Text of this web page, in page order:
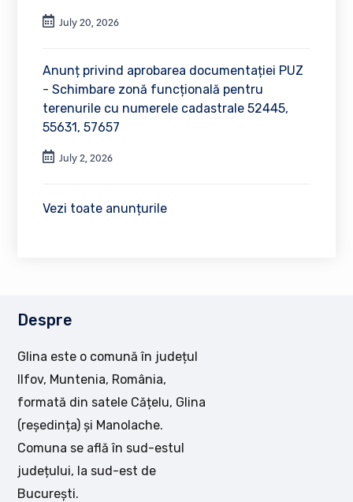
July 20, 2026
Anunț privind aprobarea documentației PUZ
- Schimbare zonă funcțională pentru
terenurile cu numerele cadastrale 52445,
55631, 57657
July 2, 2026
Vezi toate anunțurile
Despre
Glina este o comună în județul
Ilfov, Muntenia, România,
formată din satele Cățelu, Glina
(reședința) și Manolache.
Comuna se află în sud-estul
județului, la sud-est de
București.